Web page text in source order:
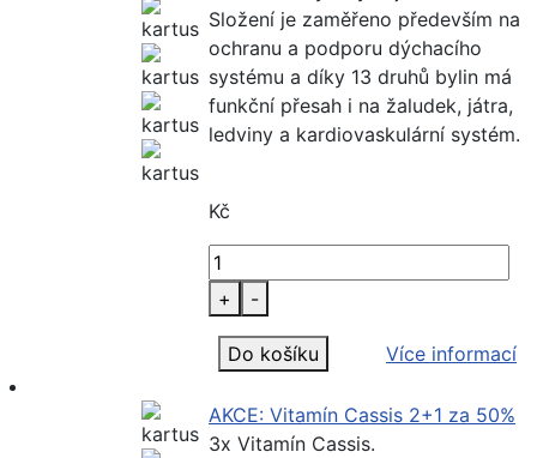
Složení je zaměřeno především na
ochranu a podporu dýchacího
systému a díky 13 druhů bylin má
funkční přesah i na žaludek, játra,
ledviny a kardiovaskulární systém.
Kč
+ -
Do košíku Více informací
AKCE: Vitamín Cassis 2+1 za 50%
3x Vitamín Cassis.